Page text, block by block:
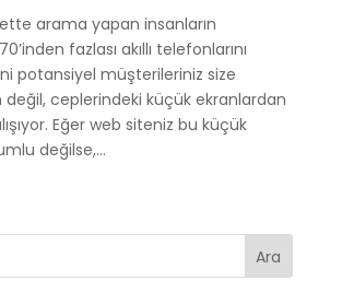
arama yapan insanların
fazlası akıllı telefonlarını
potansiyel müşterileriniz size
değil, ceplerindeki küçük ekranlardan
Eğer web siteniz bu küçük
değilse,...
Ara